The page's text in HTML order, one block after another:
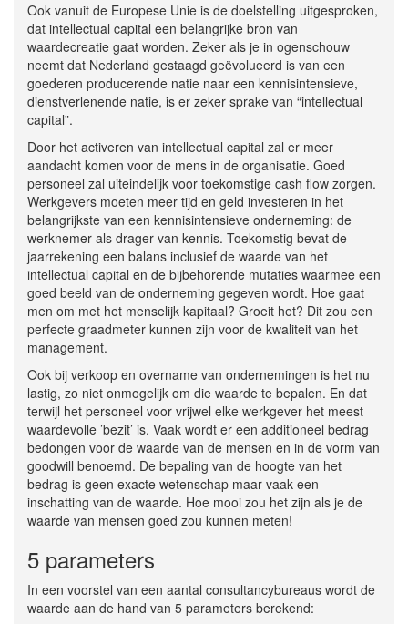
Ook vanuit de Europese Unie is de doelstelling uitgesproken,
dat intellectual capital een belangrijke bron van
waardecreatie gaat worden. Zeker als je in ogenschouw
neemt dat Nederland gestaagd geëvolueerd is van een
goederen producerende natie naar een kennisintensieve,
dienstverlenende natie, is er zeker sprake van “intellectual
capital”.
Door het activeren van intellectual capital zal er meer
aandacht komen voor de mens in de organisatie. Goed
personeel zal uiteindelijk voor toekomstige cash flow zorgen.
Werkgevers moeten meer tijd en geld investeren in het
belangrijkste van een kennisintensieve onderneming: de
werknemer als drager van kennis. Toekomstig bevat de
jaarrekening een balans inclusief de waarde van het
intellectual capital en de bijbehorende mutaties waarmee een
goed beeld van de onderneming gegeven wordt. Hoe gaat
men om met het menselijk kapitaal? Groeit het? Dit zou een
perfecte graadmeter kunnen zijn voor de kwaliteit van het
management.
Ook bij verkoop en overname van ondernemingen is het nu
lastig, zo niet onmogelijk om die waarde te bepalen. En dat
terwijl het personeel voor vrijwel elke werkgever het meest
waardevolle ’bezit’ is. Vaak wordt er een additioneel bedrag
bedongen voor de waarde van de mensen en in de vorm van
goodwill benoemd. De bepaling van de hoogte van het
bedrag is geen exacte wetenschap maar vaak een
inschatting van de waarde. Hoe mooi zou het zijn als je de
waarde van mensen goed zou kunnen meten!
5 parameters
In een voorstel van een aantal consultancybureaus wordt de
waarde aan de hand van 5 parameters berekend: